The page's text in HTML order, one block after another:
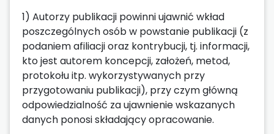
1) Autorzy publikacji powinni ujawnić wkład
poszczególnych osób w powstanie publikacji (z
podaniem afiliacji oraz kontrybucji, tj. informacji,
kto jest autorem koncepcji, założeń, metod,
protokołu itp. wykorzystywanych przy
przygotowaniu publikacji), przy czym główną
odpowiedzialność za ujawnienie wskazanych
danych ponosi składający opracowanie.